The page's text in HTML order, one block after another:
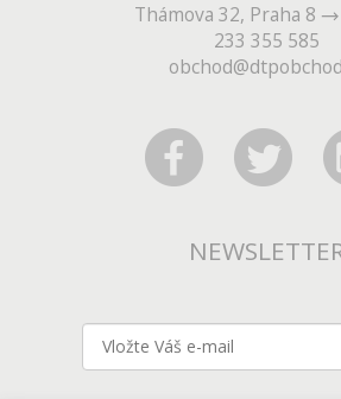
Thámova 32, Praha 8
233 355 585